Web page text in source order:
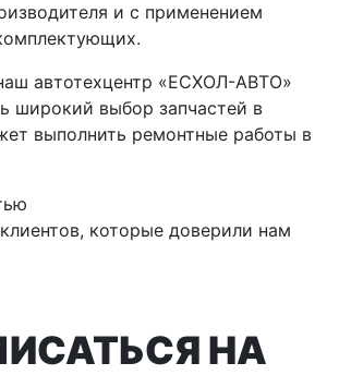
и с применением
автотехцентр «ЕСХОЛ-АВТО»
широкий выбор запчастей в
выполнить ремонтные работы в
которые доверили нам
НА